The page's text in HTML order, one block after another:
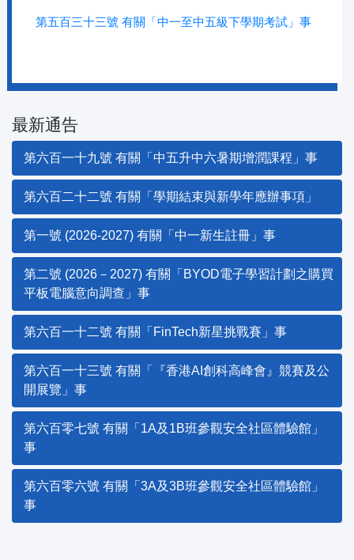
第五百三十三號 有關「中一至中五級下學期考試」事
最新通告
第六百一十九號 有關「中五升中六暑期增潤課程」事
第六百二十二號 有關「學期結束與新學年應辦事項」
第一號 (2026-2027) 有關「中一新生註冊」事
第二號 (2026－2027) 有關「BYOD電子學習計劃之購買
平板電腦意向調查」事
第六百一十二號 有關「FinTech新星挑戰賽」事
第六百一十三號 有關「『香港AI創科高峰會』競賽及公
開展覽」事
第六百零七號 有關「1A及1B班參觀安全社區體驗館」
事
第六百零六號 有關「3A及3B班參觀安全社區體驗館」
事